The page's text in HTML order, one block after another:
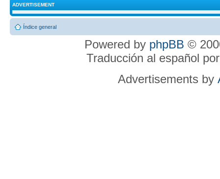
ADVERTISEMENT
Índice general
Powered by phpBB ©
Traducción al español
Advertisements by